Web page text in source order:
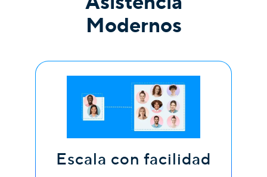
Modernos
Escala con facilidad